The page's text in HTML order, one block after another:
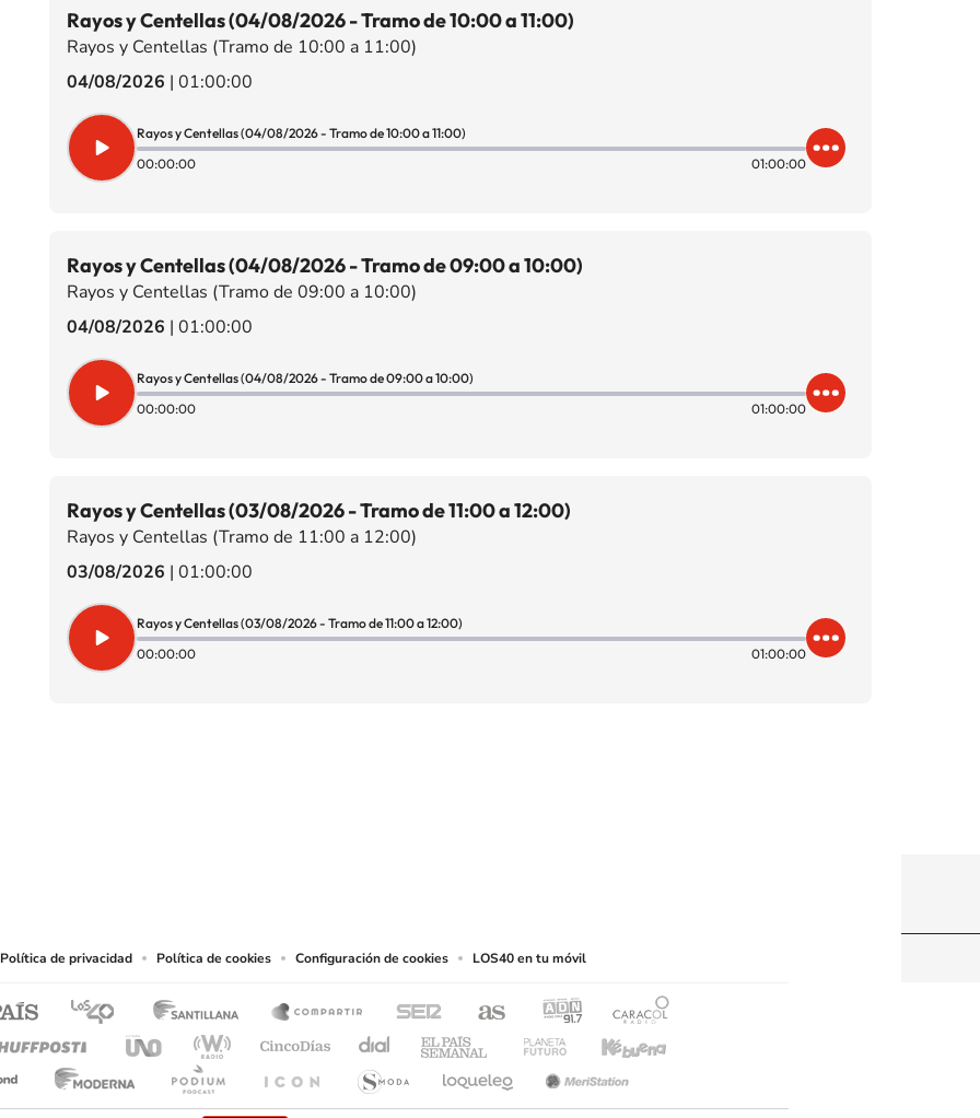
Rayos y Centellas (04/08/2026 - Tramo de 10:00 a 11:00)
Rayos y Centellas (Tramo de 10:00 a 11:00)
04/08/2026 | 01:00:00
Rayos y Centellas (04/08/2026 - Tramo de 10:00 a 11:00)
00:00:00
01:00:00
Rayos y Centellas (04/08/2026 - Tramo de 09:00 a 10:00)
Rayos y Centellas (Tramo de 09:00 a 10:00)
04/08/2026 | 01:00:00
Rayos y Centellas (04/08/2026 - Tramo de 09:00 a 10:00)
00:00:00
01:00:00
Rayos y Centellas (03/08/2026 - Tramo de 11:00 a 12:00)
Rayos y Centellas (Tramo de 11:00 a 12:00)
03/08/2026 | 01:00:00
Rayos y Centellas (03/08/2026 - Tramo de 11:00 a 12:00)
00:00:00
01:00:00
Política de privacidad Política de cookies Configuración de cookies LOS40 en tu móvil